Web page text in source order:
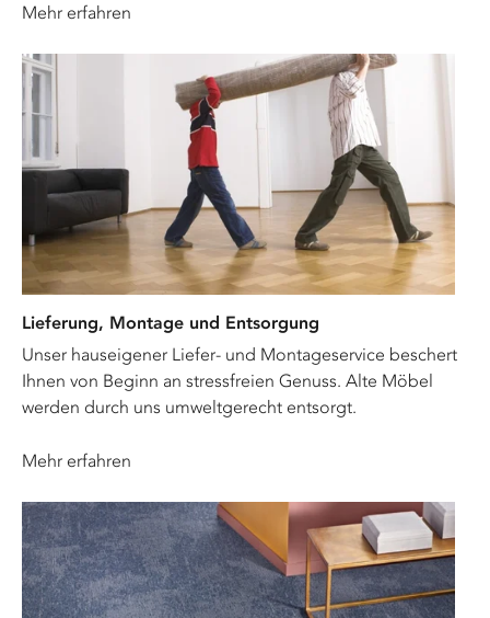
Mehr erfahren
Lieferung, Montage und Entsorgung
Unser hauseigener Liefer- und Montageservice beschert
Ihnen von Beginn an stressfreien Genuss. Alte Möbel
werden durch uns umweltgerecht entsorgt.
Mehr erfahren